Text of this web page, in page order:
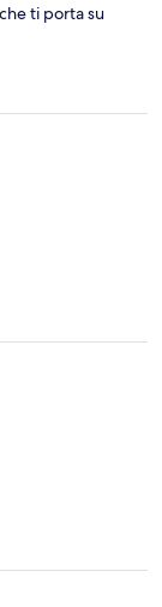
ti porta su